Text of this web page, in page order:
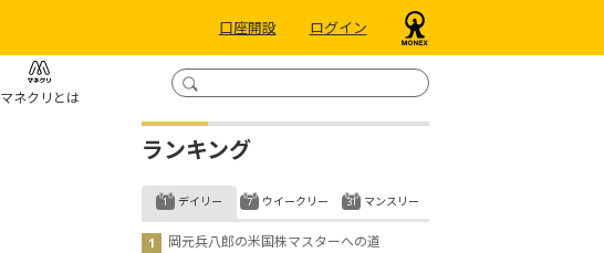
口座開設 ログイン
マネクリとは
ランキング
デイリー
岡元兵八郎の米国株マスターへの道
ウイークリー マンスリー